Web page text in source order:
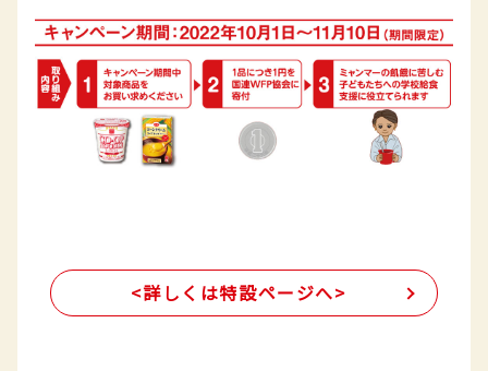
<詳しくは特設ページへ>